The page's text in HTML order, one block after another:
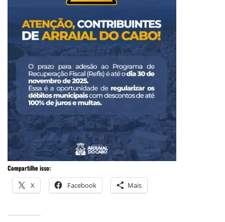
Compartilhe isso:
X Facebook Mais